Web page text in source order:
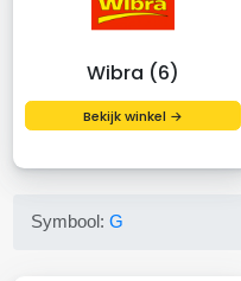
Wibra (6)
Bekijk winkel →
Symbool:G